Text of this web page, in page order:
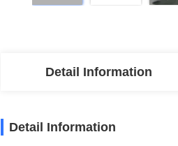
Detail Information
Detail Information